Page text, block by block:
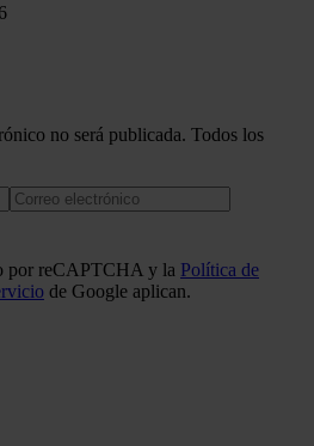
no será publicada. Todos los
por reCAPTCHA y la Política de
de Google aplican.